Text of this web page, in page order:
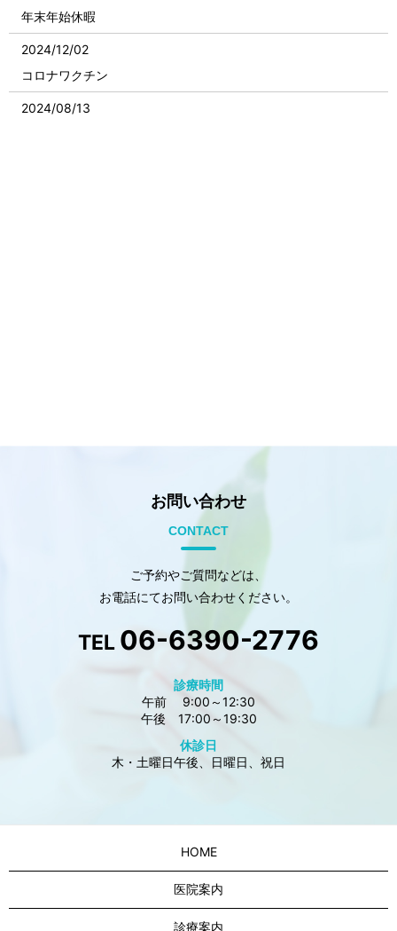
年末年始休暇
2024/12/02
コロナワクチン
2024/08/13
お問い合わせ
CONTACT
ご予約やご質問などは、
お電話にてお問い合わせください。
TEL 06-6390-2776
診療時間
午前 9:00～12:30
午後 17:00～19:30
休診日
木・土曜日午後、日曜日、祝日
HOME
医院案内
診療案内